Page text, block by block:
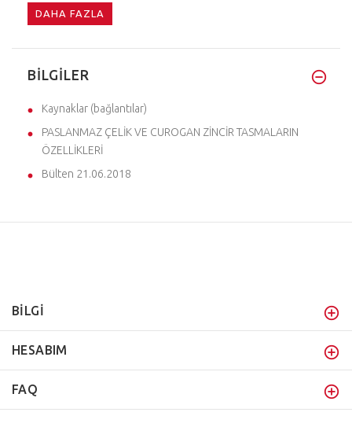
DAHA FAZLA
BILGILER
Kaynaklar (bağlantılar)
PASLANMAZ ÇELİK VE CUROGAN ZİNCİR TASMALARIN
ÖZELLİKLERİ
Bülten 21.06.2018
BİLGİ
HESABIM
FAQ